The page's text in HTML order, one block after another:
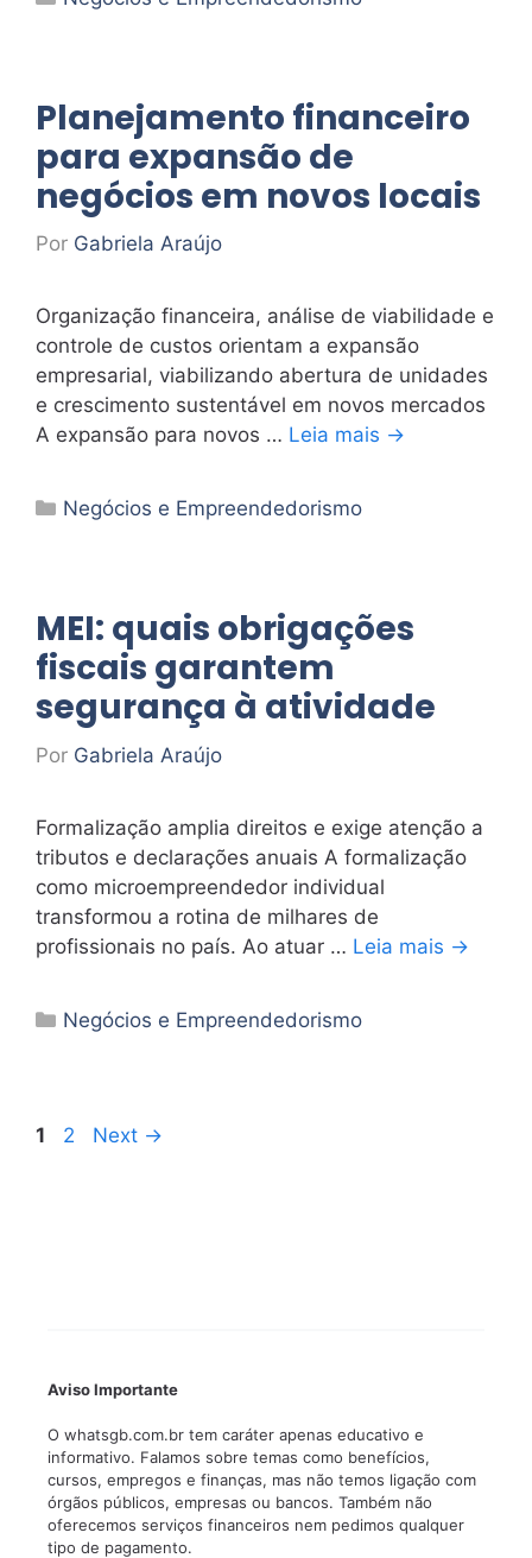
Planejamento financeiro
para expansão de
negócios em novos locais
Por Gabriela Araújo
Organização financeira, análise de viabilidade e
controle de custos orientam a expansão
empresarial, viabilizando abertura de unidades
e crescimento sustentável em novos mercados
A expansão para novos … Leia mais →
Categorias
Negócios e Empreendedorismo
MEI: quais obrigações
fiscais garantem
segurança à atividade
Por Gabriela Araújo
Formalização amplia direitos e exige atenção a
tributos e declarações anuais A formalização
como microempreendedor individual
transformou a rotina de milhares de
profissionais no país. Ao atuar … Leia mais →
Categorias
Negócios e Empreendedorismo
Page
1 Page
2 Next →
Aviso Importante
O whatsgb.com.br tem caráter apenas educativo e
informativo. Falamos sobre temas como benefícios,
cursos, empregos e finanças, mas não temos ligação com
órgãos públicos, empresas ou bancos. Também não
oferecemos serviços financeiros nem pedimos qualquer
tipo de pagamento.